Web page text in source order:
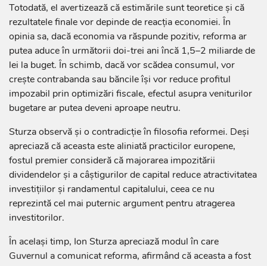
Totodată, el avertizează că estimările sunt teoretice și că
rezultatele finale vor depinde de reacția economiei. În
opinia sa, dacă economia va răspunde pozitiv, reforma ar
putea aduce în următorii doi-trei ani încă 1,5–2 miliarde de
lei la buget. În schimb, dacă vor scădea consumul, vor
crește contrabanda sau băncile își vor reduce profitul
impozabil prin optimizări fiscale, efectul asupra veniturilor
bugetare ar putea deveni aproape neutru.
Sturza observă și o contradicție în filosofia reformei. Deși
apreciază că aceasta este aliniată practicilor europene,
fostul premier consideră că majorarea impozitării
dividendelor și a câștigurilor de capital reduce atractivitatea
investițiilor și randamentul capitalului, ceea ce nu
reprezintă cel mai puternic argument pentru atragerea
investitorilor.
În același timp, Ion Sturza apreciază modul în care
Guvernul a comunicat reforma, afirmând că aceasta a fost